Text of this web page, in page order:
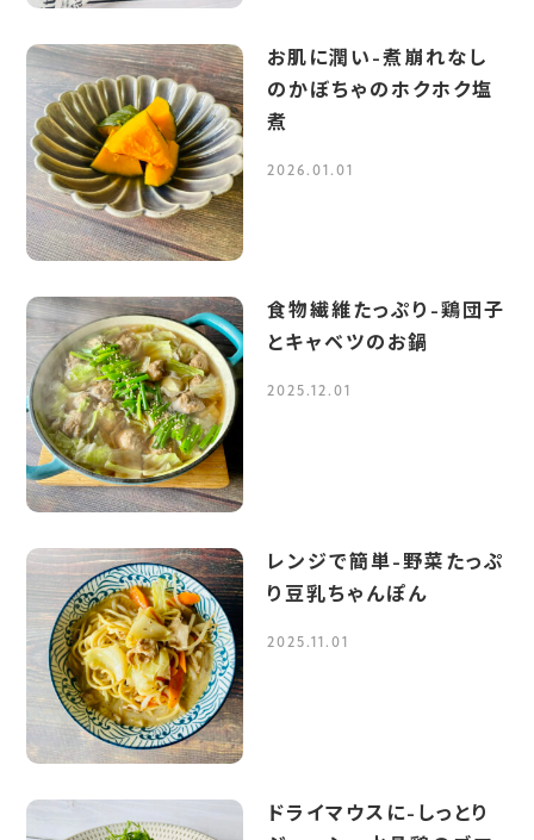
お肌に潤い-煮崩れなし
のかぼちゃのホクホク塩
煮
2026.01.01
食物繊維たっぷり-鶏団子
とキャベツのお鍋
2025.12.01
レンジで簡単-野菜たっぷ
り豆乳ちゃんぽん
2025.11.01
ドライマウスに-しっとり